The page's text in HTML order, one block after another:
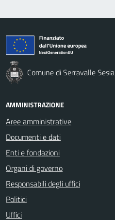
Comune di Serravalle Sesia
AMMINISTRAZIONE
Aree amministrative
Documenti e dati
Enti e fondazioni
Organi di governo
Responsabili degli uffici
Politici
Uffici